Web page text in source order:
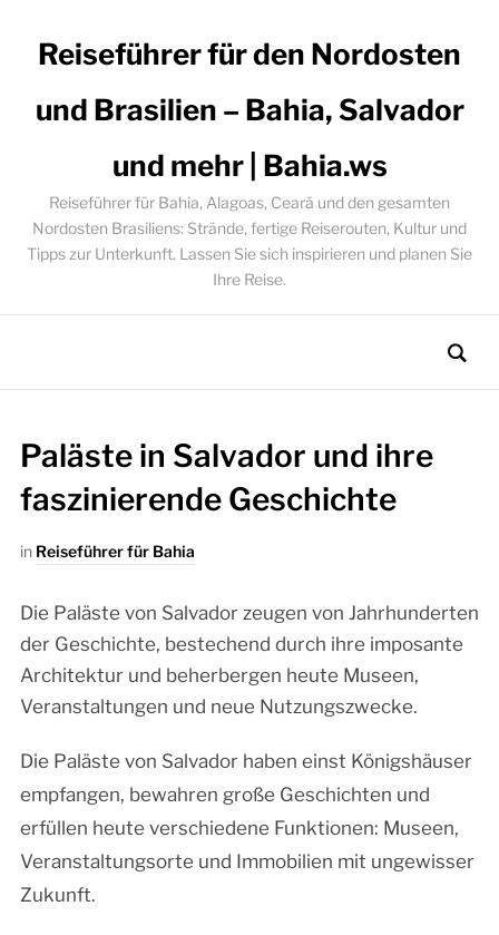
Reiseführer für den Nordosten
und Brasilien – Bahia, Salvador
und mehr | Bahia.ws
Reiseführer für Bahia, Alagoas, Ceará und den gesamten
Nordosten Brasiliens: Strände, fertige Reiserouten, Kultur und
Tipps zur Unterkunft. Lassen Sie sich inspirieren und planen Sie
Ihre Reise.
Paläste in Salvador und ihre
faszinierende Geschichte
in Reiseführer für Bahia
Die Paläste von Salvador zeugen von Jahrhunderten
der Geschichte, bestechend durch ihre imposante
Architektur und beherbergen heute Museen,
Veranstaltungen und neue Nutzungszwecke.
Die Paläste von Salvador haben einst Königshäuser
empfangen, bewahren große Geschichten und
erfüllen heute verschiedene Funktionen: Museen,
Veranstaltungsorte und Immobilien mit ungewisser
Zukunft.